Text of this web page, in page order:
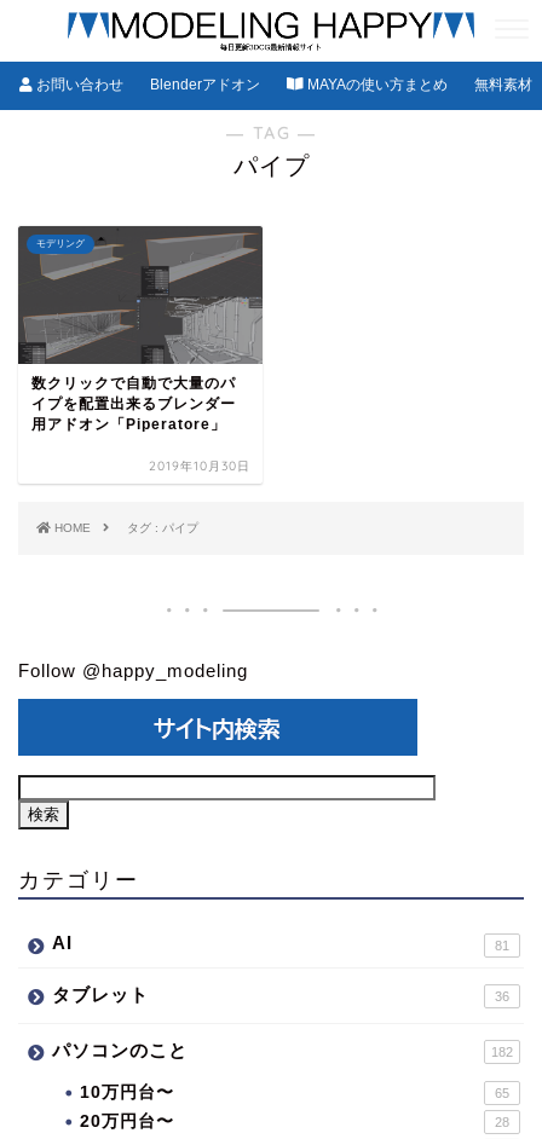
お問い合わせ Blenderアドオン MAYAの使い方まとめ 無料素材
― TAG ―
パイプ
モデリング
数クリックで自動で大量のパ
イプを配置出来るブレンダー
用アドオン「Piperatore」
2019年10月30日
HOME タグ : パイプ
Follow @happy_modeling
カテゴリー
AI 81
タブレット 36
パソコンのこと 182
10万円台〜 65
20万円台〜 28